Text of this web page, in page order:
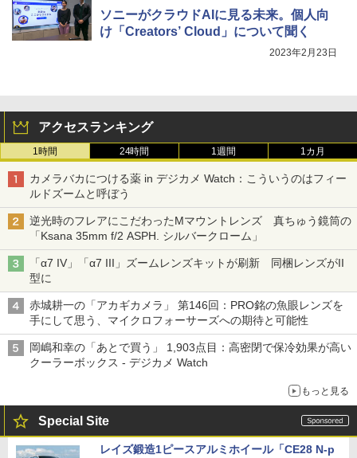
ソニーがクラウドAIに見る未来。個人向
け「Creators’ Cloud」について聞く
2023年2月23日
アクセスランキング
1時間 24時間 1週間 1カ月
カメラバカにつける薬 in デジカメ Watch：こういうのはフィー
ルドズームと呼ぼう
逆光時のフレアにこだわったMマウントレンズ 真ちゅう鏡筒の
「Ksana 35mm f/2 ASPH. シルバークローム」
「α7 IV」「α7 III」ズームレンズキットが刷新 同梱レンズがII
型に
赤城耕一の「アカギカメラ」 第146回：PRO銘の魚眼レンズを
手にして思う、マイクロフォーサーズへの期待と可能性
岡嶋和幸の「あとで買う」 1,903点目：高密閉で保冷効果が高い
クーラーボックス - デジカメ Watch
もっと見る
Special Site
レイズ鍛造1ピースアルミホイール「CE28 N-p